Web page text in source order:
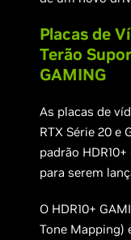
Placas de
Terão
GAMING
As placas de
RTX Série 20 e
padrão
para serem
O HDR10+
Tone Mapping)